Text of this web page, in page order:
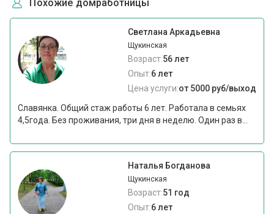
Похожие домработницы
Светлана Аркадьевна
Щукинская
Возраст:56 лет
Опыт:6 лет
Цена услуги:от 5000 руб/выход
Славянка. Общий стаж работы 6 лет. Работала в семьях
4,5года. Без проживания, три дня в неделю. Один раз в...
Наталья Богданова
Щукинская
Возраст:51 год
Опыт:6 лет